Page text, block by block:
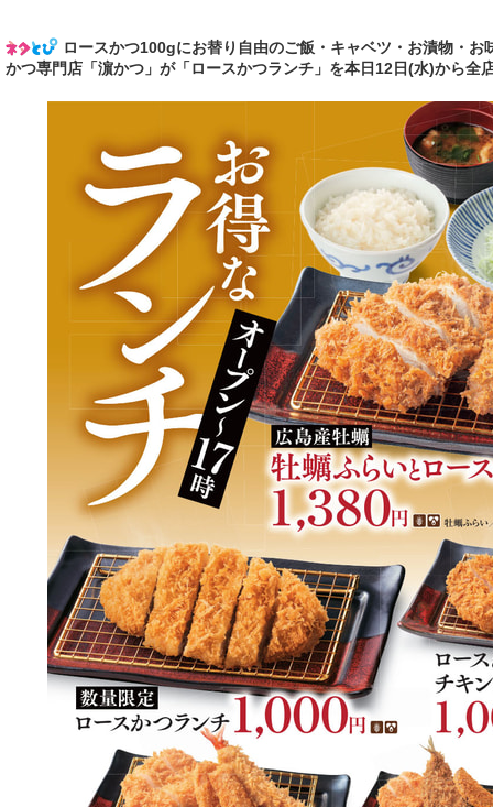
ロースかつ100gにお替り自由のご飯・キャベツ・お漬物・
かつ専門店「濵かつ」が「ロースかつランチ」を本日12日(水)から全